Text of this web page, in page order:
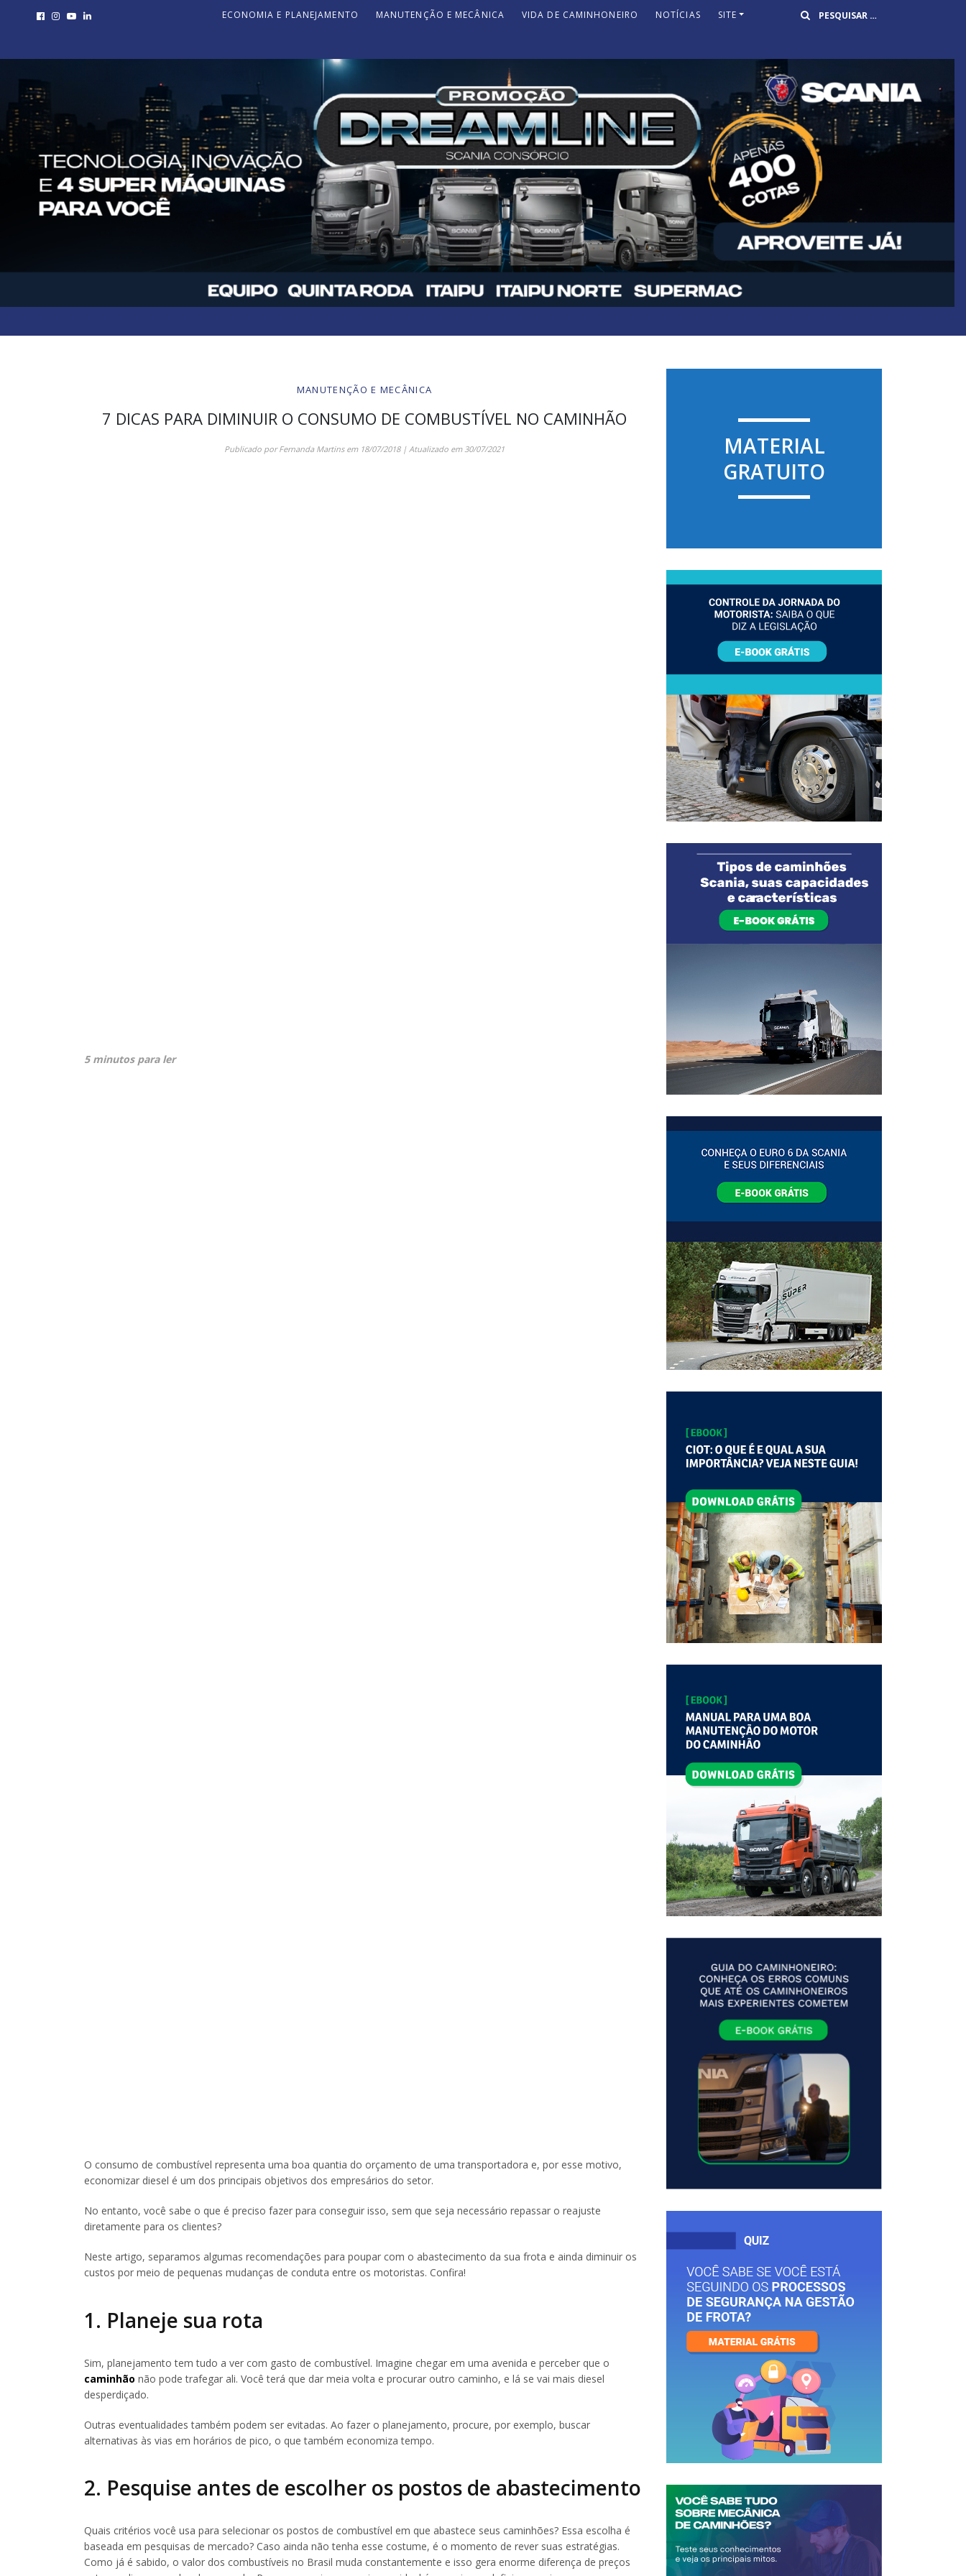
ECONOMIA E PLANEJAMENTO MANUTENÇÃO E MECÂNICA VIDA DE CAMINHONEIRO NOTÍCIAS SITE Buscar
MANUTENÇÃO E MECÂNICA
7 DICAS PARA DIMINUIR O CONSUMO DE COMBUSTÍVEL NO CAMINHÃO
Publicado porFernanda Martinsem 18/07/2018| Atualizado em 30/07/2021
5 minutos para ler
O consumo de combustível representa uma boa quantia do orçamento de uma transportadora e, por esse motivo,
economizar diesel é um dos principais objetivos dos empresários do setor.
No entanto, você sabe o que é preciso fazer para conseguir isso, sem que seja necessário repassar o reajuste
diretamente para os clientes?
Neste artigo, separamos algumas recomendações para poupar com o abastecimento da sua frota e ainda diminuir os
custos por meio de pequenas mudanças de conduta entre os motoristas. Confira!
1. Planeje sua rota
Sim, planejamento tem tudo a ver com gasto de combustível. Imagine chegar em uma avenida e perceber que o
caminhão não pode trafegar ali. Você terá que dar meia volta e procurar outro caminho, e lá se vai mais diesel
desperdiçado.
Outras eventualidades também podem ser evitadas. Ao fazer o planejamento, procure, por exemplo, buscar
alternativas às vias em horários de pico, o que também economiza tempo.
2. Pesquise antes de escolher os postos de abastecimento
Quais critérios você usa para selecionar os postos de combustível em que abastece seus caminhões? Essa escolha é
baseada em pesquisas de mercado? Caso ainda não tenha esse costume, é o momento de rever suas estratégias.
Como já é sabido, o valor dos combustíveis no Brasil muda constantemente e isso gera enorme diferença de preços
MATERIAL
GRATUITO